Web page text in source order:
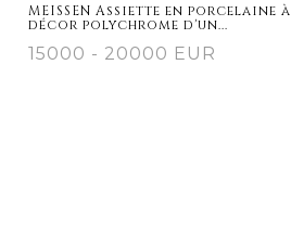
MEISSEN Assiette en porcelaine à
décor polychrome d'un...
15000 - 20000 EUR